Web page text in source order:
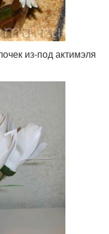
из-под актимэля